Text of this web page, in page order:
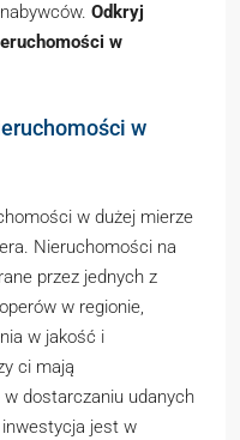
Odkryj
w
w
w dużej mierze
Nieruchomości na
przez jednych z
w regionie,
w jakość i
ci mają
dostarczaniu udanych
inwestycja jest w